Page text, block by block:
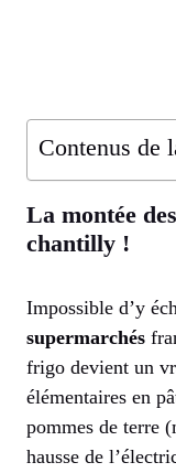
Contenus de
La montée
chantilly !
Impossible d’y
supermarchés
frigo devient un
élémentaires en
pommes de terre
hausse de